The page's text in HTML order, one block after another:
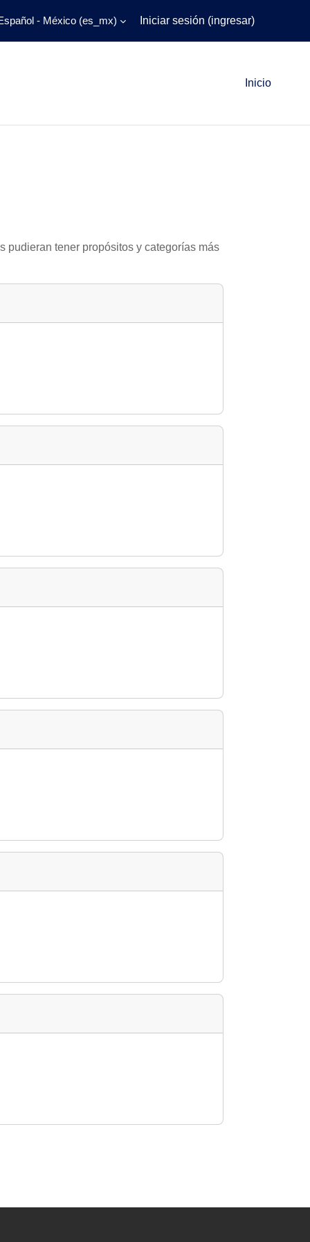
- México ‎(es_mx)‎ Iniciar sesión (ingresar)
Inicio
pudieran tener propósitos y categorías más